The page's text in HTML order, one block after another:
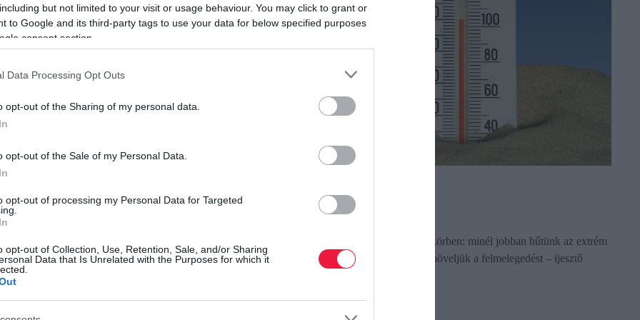
but not limited to your visit or usage behaviour. You may click to grant or
to Google and its third-party tags to use your data for below specified purposes
consent section.
Data Processing Opt Outs
opt-out of the Sharing of my personal data.
opt-out of the Sale of my Personal Data.
opt-out of processing my Personal Data for Targeted
opt-out of Collection, Use, Retention, Sale, and/or Sharing
Data that Is Unrelated with the Purposes for which it
Comfort felszereltségi szinttel 17 610 000 forint
000 forint, a legdrágább, Executive felszereltség pedig 20
is besegít a hajtásba, így a rendszerteljesítmény
000 forint, a GR Sport csomaggal 22 080 000 forint, az
forint.
érkezett, ennyibe kerül
Ördögi hőspirál
Benne vagyunk az ördögi körben: minél jobban hűtünk az extrém
forróságban, annál inkább növeljük a felmelegedést – ijesztő